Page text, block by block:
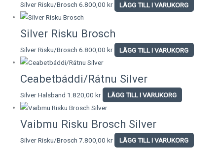
Silver Risku/Brosch6.800,00kr LÄGG TILL I VARUKORG
Silver Risku Brosch
Silver Risku/Brosch6.800,00kr LÄGG TILL I VARUKORG
Ceabetbáddi/Rátnu Silver
Silver Halsband 1.820,00kr LÄGG TILL I VARUKORG
Vaibmu Risku Brosch Silver
Silver Risku/Brosch7.800,00kr LÄGG TILL I VARUKORG